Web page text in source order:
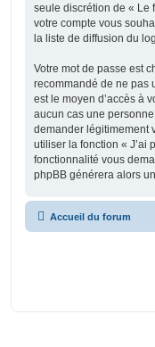
seule discrétion de « Le
votre compte vous
la liste de diffusion du
Votre mot de passe est
recommandé de ne pas
est le moyen d’accès à
aucun cas une
demander légitimement
utiliser la fonction « J’ai
fonctionnalité vous
phpBB générera alors
Accueil du forum